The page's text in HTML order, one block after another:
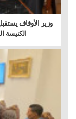
وزير الأوقاف
الكنيسة